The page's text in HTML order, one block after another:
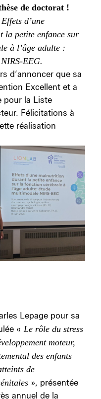
de doctorat !
Effets d’une
la petite enfance sur
à l’âge adulte :
d’annoncer que sa
Excellent et a
pour la Liste
Félicitations à
réalisation
Lepage pour sa
« Le rôle du stress
moteur,
des enfants
de
», présentée
annuel de la